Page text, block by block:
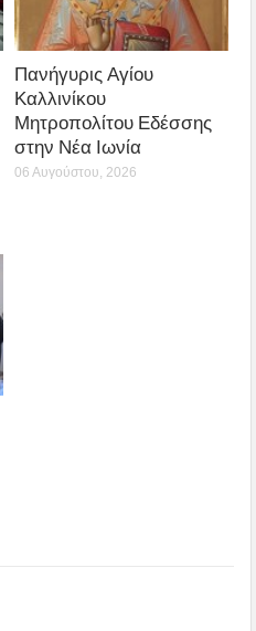
Πανήγυρις Αγίου
Καλλινίκου
Μητροπολίτου Εδέσσης
στην Νέα Ιωνία
06 Αυγούστου, 2026